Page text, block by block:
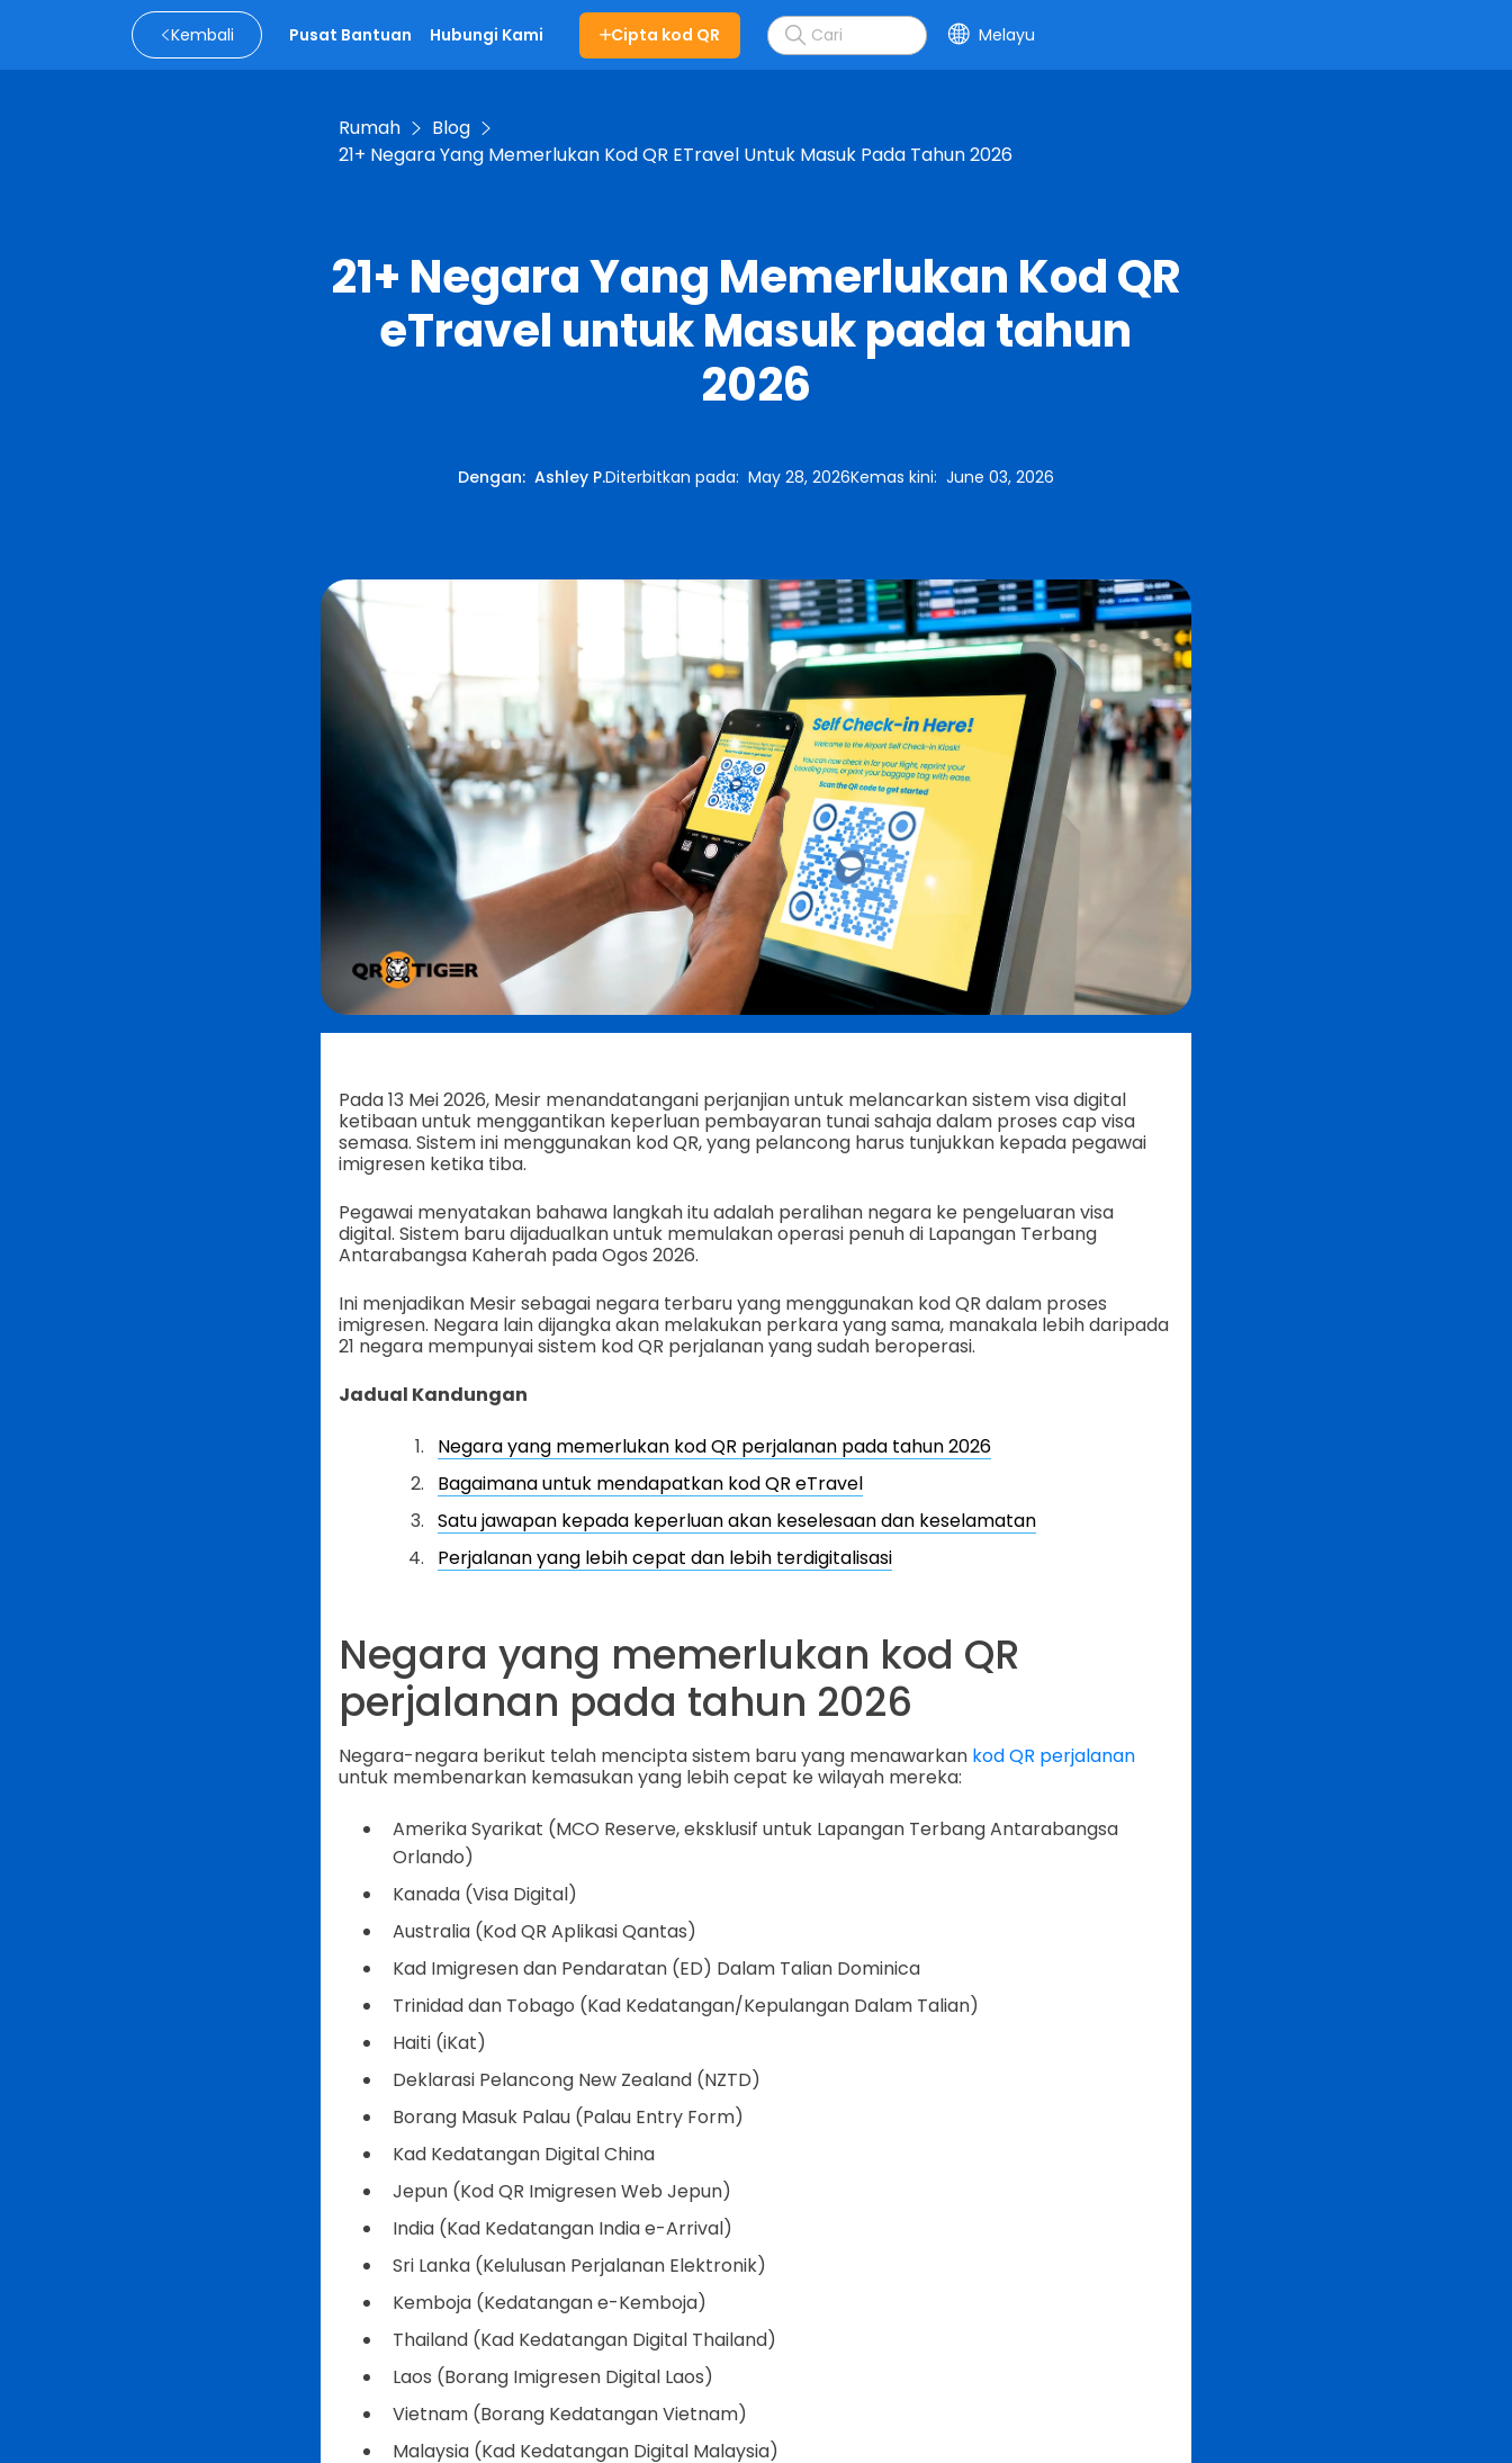
Kembali Pusat Bantuan Hubungi Kami Cipta kod QR Melayu
Rumah
Blog
21+ Negara Yang Memerlukan Kod QR ETravel Untuk Masuk Pada Tahun 2026
21+ Negara Yang Memerlukan Kod QR
eTravel untuk Masuk pada tahun
2026
Dengan: Ashley P.Diterbitkan pada: May 28, 2026Kemas kini: June 03, 2026
Pada 13 Mei 2026, Mesir menandatangani perjanjian untuk melancarkan sistem visa digital
ketibaan untuk menggantikan keperluan pembayaran tunai sahaja dalam proses cap visa
semasa. Sistem ini menggunakan kod QR, yang pelancong harus tunjukkan kepada pegawai
imigresen ketika tiba.
Pegawai menyatakan bahawa langkah itu adalah peralihan negara ke pengeluaran visa
digital. Sistem baru dijadualkan untuk memulakan operasi penuh di Lapangan Terbang
Antarabangsa Kaherah pada Ogos 2026.
Ini menjadikan Mesir sebagai negara terbaru yang menggunakan kod QR dalam proses
imigresen. Negara lain dijangka akan melakukan perkara yang sama, manakala lebih daripada
21 negara mempunyai sistem kod QR perjalanan yang sudah beroperasi.
Jadual Kandungan
Negara yang memerlukan kod QR perjalanan pada tahun 2026
Bagaimana untuk mendapatkan kod QR eTravel
Satu jawapan kepada keperluan akan keselesaan dan keselamatan
Perjalanan yang lebih cepat dan lebih terdigitalisasi
Negara yang memerlukan kod QR
perjalanan pada tahun 2026
Negara-negara berikut telah mencipta sistem baru yang menawarkan kod QR perjalanan
untuk membenarkan kemasukan yang lebih cepat ke wilayah mereka:
Amerika Syarikat (MCO Reserve, eksklusif untuk Lapangan Terbang Antarabangsa
Orlando)
Kanada (Visa Digital)
Australia (Kod QR Aplikasi Qantas)
Kad Imigresen dan Pendaratan (ED) Dalam Talian Dominica
Trinidad dan Tobago (Kad Kedatangan/Kepulangan Dalam Talian)
Haiti (iKat)
Deklarasi Pelancong New Zealand (NZTD)
Borang Masuk Palau (Palau Entry Form)
Kad Kedatangan Digital China
Jepun (Kod QR Imigresen Web Jepun)
India (Kad Kedatangan India e-Arrival)
Sri Lanka (Kelulusan Perjalanan Elektronik)
Kemboja (Kedatangan e-Kemboja)
Thailand (Kad Kedatangan Digital Thailand)
Laos (Borang Imigresen Digital Laos)
Vietnam (Borang Kedatangan Vietnam)
Malaysia (Kad Kedatangan Digital Malaysia)